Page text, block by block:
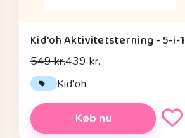
Kid'oh Aktivitetsterning - 5-i-1
549 kr.439 kr.
Kid'oh
Køb nu